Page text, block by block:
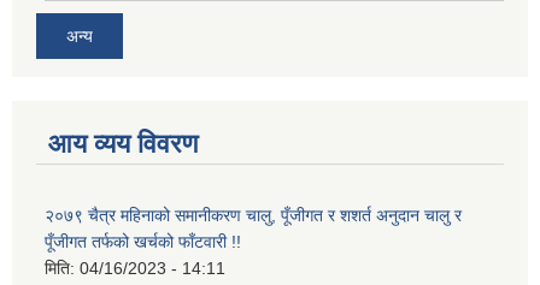
अन्य
आय व्यय विवरण
२०७९ चैत्र महिनाको समानीकरण चालु, पूँजीगत र शशर्त अनुदान चालु र
पूँजीगत तर्फको खर्चको फाँटवारी !!
मिति: 04/16/2023 - 14:11